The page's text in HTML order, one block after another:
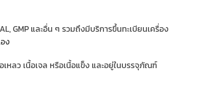
GMP และอื่น ๆ รวมถึงมีบริการขึ้นทะเบียนเครื่อง
ง
ลว เนื้อเจล หรือเนื้อแข็ง และอยู่ในบรรจุภัณฑ์